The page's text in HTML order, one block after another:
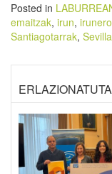
Posted in
emaitzak, irun, irunero
Santiagotarrak, Sevilla